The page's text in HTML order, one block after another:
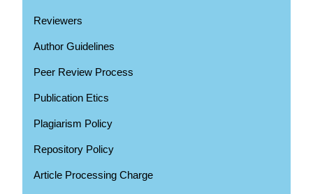
Reviewers
Author Guidelines
Peer Review Process
Publication Etics
Plagiarism Policy
Repository Policy
Article Processing Charge